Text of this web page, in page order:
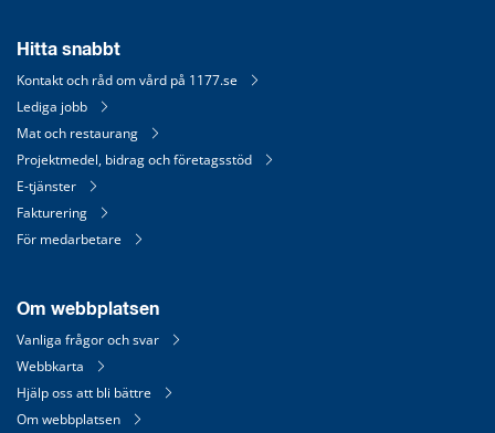
Hitta snabbt
Kontakt och råd om vård på 1177.se
Lediga jobb
Mat och restaurang
Projektmedel, bidrag och företagsstöd
E-tjänster
Fakturering
För medarbetare
Om webbplatsen
Vanliga frågor och svar
Webbkarta
Hjälp oss att bli bättre
Om webbplatsen